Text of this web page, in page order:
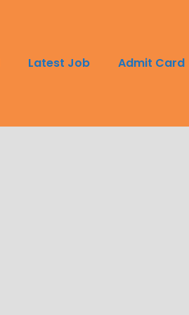
Latest Job Admit Card